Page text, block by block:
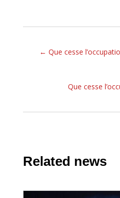
← Que cesse
Que cesse
Related news